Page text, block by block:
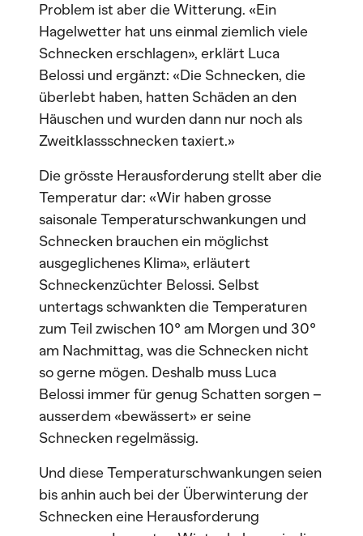
Problem ist aber die Witterung. «Ein
Hagelwetter hat uns einmal ziemlich viele
Schnecken erschlagen», erklärt Luca
Belossi und ergänzt: «Die Schnecken, die
überlebt haben, hatten Schäden an den
Häuschen und wurden dann nur noch als
Zweitklassschnecken taxiert.»
Die grösste Herausforderung stellt aber die
Temperatur dar: «Wir haben grosse
saisonale Temperaturschwankungen und
Schnecken brauchen ein möglichst
ausgeglichenes Klima», erläutert
Schneckenzüchter Belossi. Selbst
untertags schwankten die Temperaturen
zum Teil zwischen 10° am Morgen und 30°
am Nachmittag, was die Schnecken nicht
so gerne mögen. Deshalb muss Luca
Belossi immer für genug Schatten sorgen –
ausserdem «bewässert» er seine
Schnecken regelmässig.
Und diese Temperaturschwankungen seien
bis anhin auch bei der Überwinterung der
Schnecken eine Herausforderung